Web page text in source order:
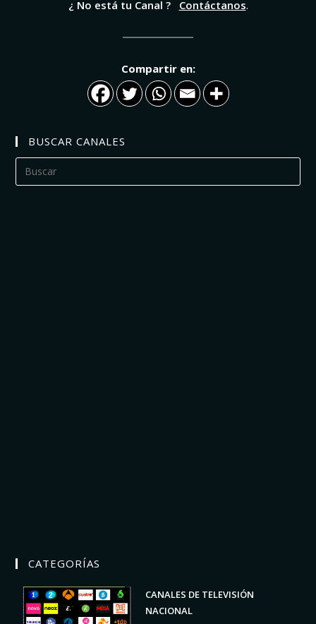
¿ No está tu Canal ? Contáctanos.
Compartir en:
BUSCAR CANALES
CATEGORÍAS
CANALES DE TELEVISIÓN
NACIONAL